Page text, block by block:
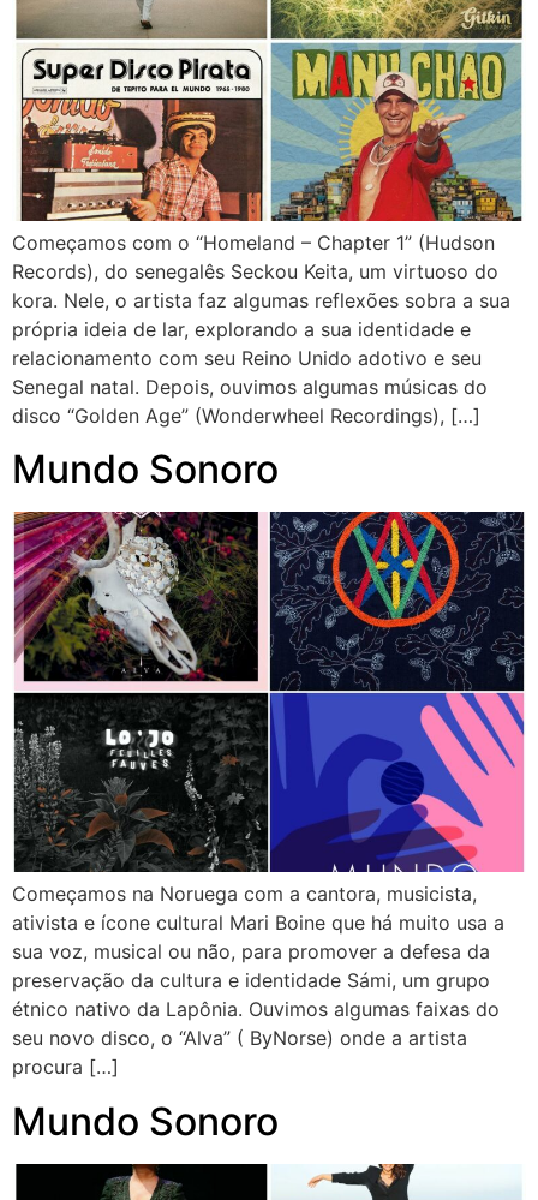
Começamos com o “Homeland – Chapter 1” (Hudson
Records), do senegalês Seckou Keita, um virtuoso do
kora. Nele, o artista faz algumas reflexões sobra a sua
própria ideia de lar, explorando a sua identidade e
relacionamento com seu Reino Unido adotivo e seu
Senegal natal. Depois, ouvimos algumas músicas do
disco “Golden Age” (Wonderwheel Recordings), […]
Mundo Sonoro
Começamos na Noruega com a cantora, musicista,
ativista e ícone cultural Mari Boine que há muito usa a
sua voz, musical ou não, para promover a defesa da
preservação da cultura e identidade Sámi, um grupo
étnico nativo da Lapônia. Ouvimos algumas faixas do
seu novo disco, o “Alva” ( ByNorse) onde a artista
procura […]
Mundo Sonoro